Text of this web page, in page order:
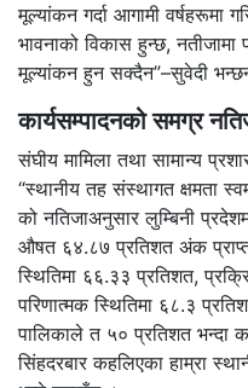
मूल्यांकन गर्दा आगामी वर्षहरूमा
भावनाको विकास हुन्छ,
मूल्यांकन हुन सक्दैन”–सुवेदी
कार्यसम्पादनको समग्र
संघीय मामिला तथा सामान्य
“स्थानीय तह संस्थागत क्षमता
को नतिजाअनुसार लुम्बिनी
औषत ६४.८७ प्रतिशत अंक
स्थितिमा ६६.३३ प्रतिशत,
परिणात्मक स्थितिमा ६८.३
पालिकाले त ५० प्रतिशत
सिंहदरबार कहलिएका हाम्रा